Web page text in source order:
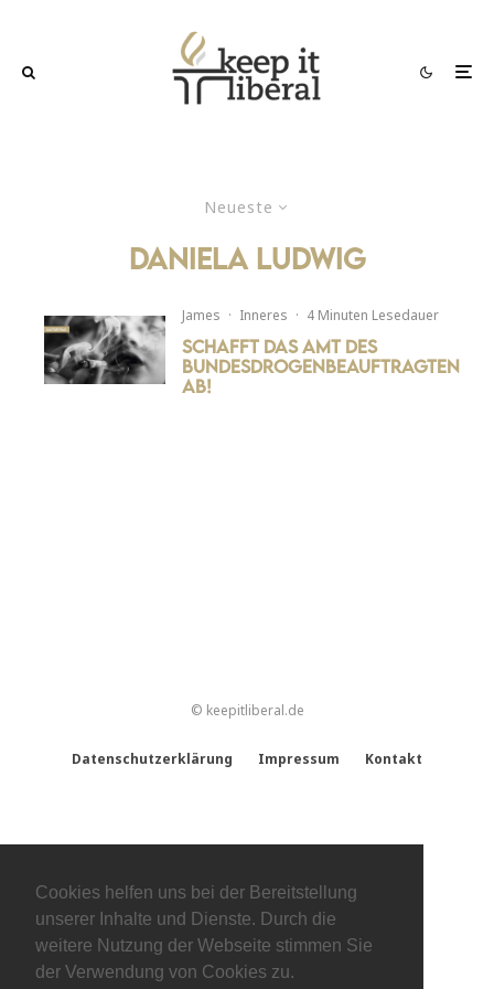
Cookies helfen uns bei der Bereitstellung
unserer Inhalte und Dienste. Durch die
weitere Nutzung der Webseite stimmen Sie
der Verwendung von Cookies zu.
Neueste
daniela ludwig
James · Inneres · 4 Minuten Lesedauer
Schafft das Amt des
Bundesdrogenbeauftragten
ab!
© keepitliberal.de
Datenschutzerklärung Impressum Kontakt